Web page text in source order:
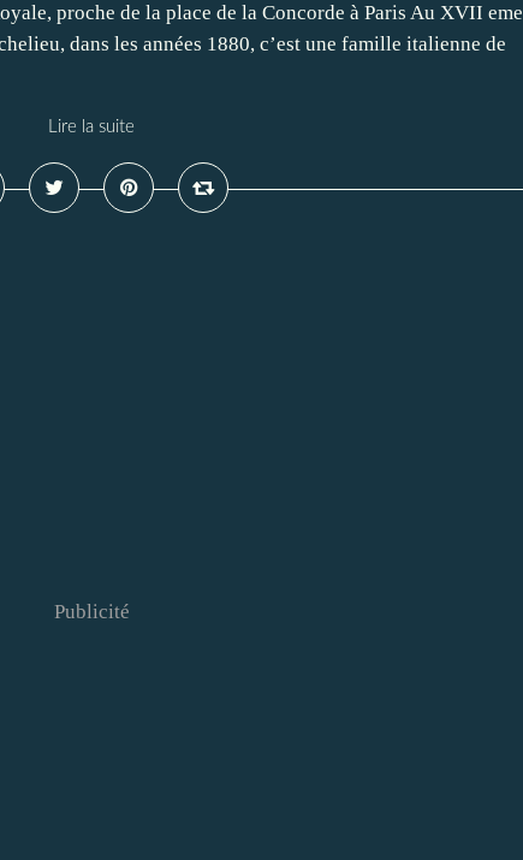
proche de la place de la Concorde à Paris Au XVII eme
dans les années 1880, c’est une famille italienne de
Lire la suite
Publicité